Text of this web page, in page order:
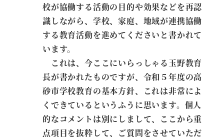
校が協働する活動の目的や効果などを再認
識しながら、学校、家庭、地域が連携協働
する教育活動を進めてくださいと書かれて
います。
これは、今ここにいらっしゃる玉野教育
長が書かれたものですが、令和５年度の高
砂市学校教育の基本方針、これは非常によ
くできているというふうに思います。個人
的なコメントは別にしまして、ここから重
点項目を抜粋して、ご質問をさせていただ